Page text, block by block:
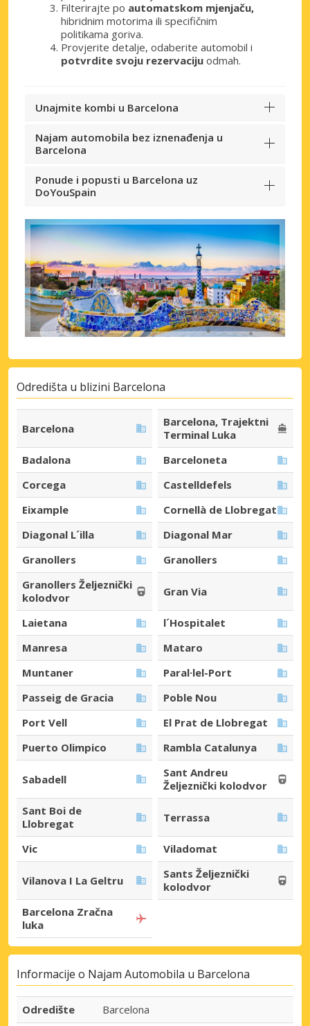
Filterirajte po automatskom mjenjaču,
hibridnim motorima ili specifičnim
politikama goriva.
Provjerite detalje, odaberite automobil i
potvrdite svoju rezervaciju odmah.
Unajmite kombi u Barcelona
Najam automobila bez iznenađenja u
Barcelona
Ponude i popusti u Barcelona uz
DoYouSpain
Odredišta u blizini Barcelona
Barcelona
Barcelona, Trajektni
Terminal Luka
Badalona
Barceloneta
Corcega
Castelldefels
Eixample
Cornellà de Llobregat
Diagonal L´illa
Diagonal Mar
Granollers
Granollers
Granollers Željeznički
kolodvor
Gran Via
Laietana
l´Hospitalet
Manresa
Mataro
Muntaner
Paral·lel-Port
Passeig de Gracia
Poble Nou
Port Vell
El Prat de Llobregat
Puerto Olimpico
Rambla Catalunya
Sabadell
Sant Andreu
Željeznički kolodvor
Sant Boi de
Llobregat
Terrassa
Vic Viladomat
Vilanova I La Geltru
Sants Željeznički
kolodvor
Barcelona Zračna
luka
Informacije o Najam Automobila u Barcelona
Odredište Barcelona